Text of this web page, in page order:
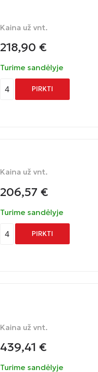
Kaina už vnt.
218,90 €
Turime sandėlyje
4 PIRKTI
Kaina už vnt.
206,57 €
Turime sandėlyje
4 PIRKTI
Kaina už vnt.
439,41 €
Turime sandėlyje